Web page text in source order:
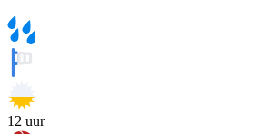
12 uur